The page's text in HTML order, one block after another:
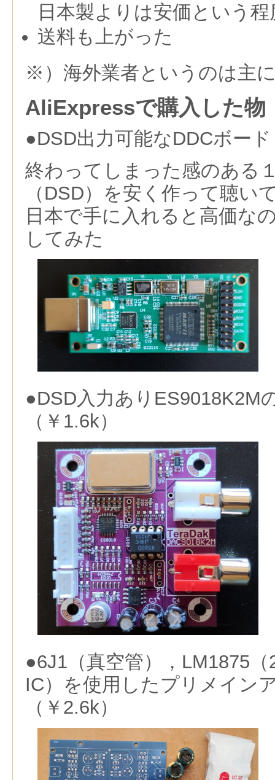
日本製よりは安価という
送料も上がった
※）海外業者というのは主
AliExpressで購入した物
●DSD出力可能なDDCボー
終わってしまった感のある
（DSD）を安く作って聴い
日本で手に入れると高価な
してみた
●DSD入力ありES9018K2M
（￥1.6k）
●6J1（真空管），LM1875
IC）を使用したプリメイン
（￥2.6k）